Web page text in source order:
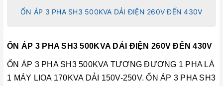
ỔN ÁP 3 PHA SH3 500KVA DẢI ĐIỆN 260V ĐẾN 430V
ỔN ÁP 3 PHA SH3 500KVA DẢI ĐIỆN 260V ĐẾN 430V
ỔN ÁP 3 PHA SH3 500KVA TƯƠNG ĐƯƠNG 1 PHA LÀ
1 MÁY LIOA 170KVA DẢI 150V-250V. ỔN ÁP 3 PHA SH3